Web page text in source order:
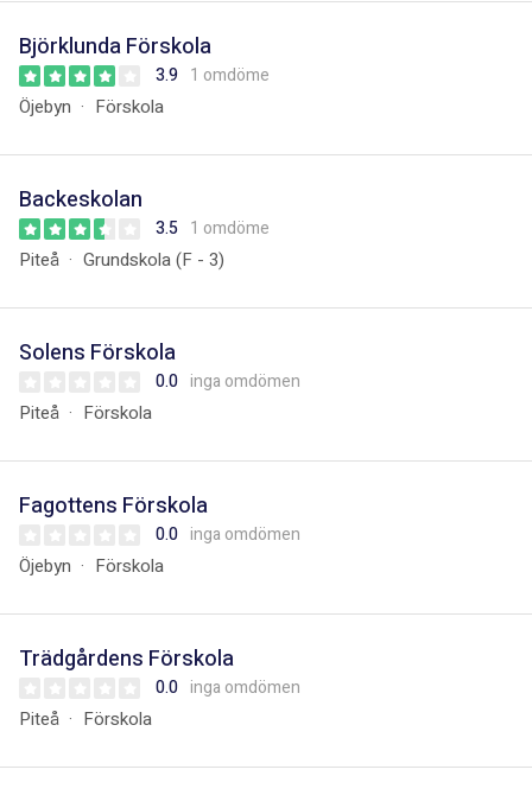
Björklunda Förskola
3.9 1 omdöme
Öjebyn Förskola
Backeskolan
3.5 1 omdöme
Piteå Grundskola (F - 3)
Solens Förskola
0.0 inga omdömen
Piteå Förskola
Fagottens Förskola
0.0 inga omdömen
Öjebyn Förskola
Trädgårdens Förskola
0.0 inga omdömen
Piteå Förskola